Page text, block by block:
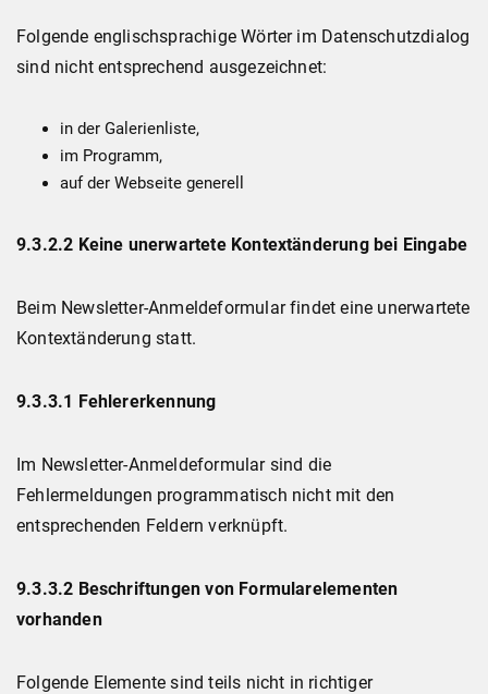
Folgende englischsprachige Wörter im Datenschutzdialog
sind nicht entsprechend ausgezeichnet:
in der Galerienliste,
im Programm,
auf der Webseite generell
9.3.2.2 Keine unerwartete Kontextänderung bei Eingabe
Beim Newsletter-Anmeldeformular findet eine unerwartete
Kontextänderung statt.
9.3.3.1 Fehlererkennung
Im Newsletter-Anmeldeformular sind die
Fehlermeldungen programmatisch nicht mit den
entsprechenden Feldern verknüpft.
9.3.3.2 Beschriftungen von Formularelementen
vorhanden
Folgende Elemente sind teils nicht in richtiger